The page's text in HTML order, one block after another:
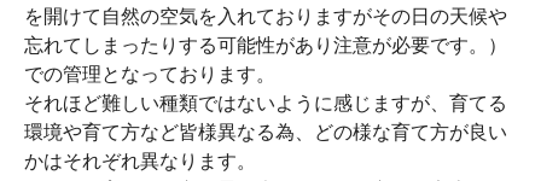
を開けて自然の空気を入れておりますがその日の天候や
忘れてしまったりする可能性があり注意が必要です。）
での管理となっております。
それほど難しい種類ではないように感じますが、育てる
環境や育て方など皆様異なる為、どの様な育て方が良い
かはそれぞれ異なります。